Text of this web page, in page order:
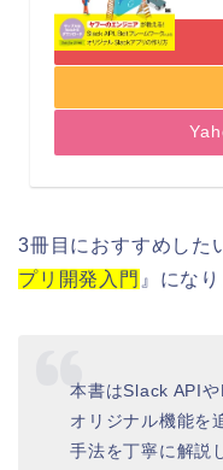
3冊目におすすめした
プリ開発入門 』になり
本書はSlack API
オリジナル機能を
手法を丁寧に解説